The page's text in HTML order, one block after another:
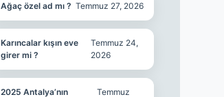
Ağaç özel ad mı ? Temmuz 27, 2026
Karıncalar kışın eve
girer mi ?
Temmuz 24,
2026
2025 Antalya’nın
Temmuz